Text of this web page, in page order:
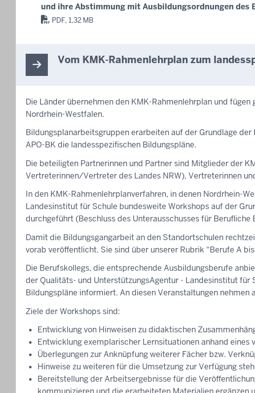
und ihre Abstimmung mit Ausbildungsordnungen des
PDF, 1,32 MB
Vom KMK-Rahmenlehrplan zum
Die Länder übernehmen den KMK-Rahmenlehrplan und
Nordrhein-Westfalen.
Bildungsplanarbeitsgruppen erarbeiten auf der Grundlage
APO-BK die landesspezifischen Bildungspläne.
Die beteiligten Partnerinnen und Partner sind Mitglieder der
Vertreterinnen/Vertreter des Landes NRW), Vertreterinnen
In den KMK-Rahmenlehrplanverfahren, in denen Nordrhein-
Landesinstitut für Schule bundesweite Workshops auf der
durchgeführt (Beschluss des Unterausschusses für
Damit die Bildungsgangarbeit an den Standortschulen
vorab veröffentlicht. Sie sind über unserer Rubrik "Berufe A
Die Berufskollegs, die entsprechende Ausbildungsberufe
der Qualitäts- und UnterstützungsAgentur - Landesinstitut für
Bildungspläne informiert. An diesen Veranstaltungen
Ziele der Workshops sind:
Entwicklung von Hinweisen zu didaktischen
Entwicklung exemplarischer Lernsituationen anhand eines
Überlegungen zur Anknüpfung weiterer Fächer bzw.
Hinweise zu weiteren für die Umsetzung zur Verfügung
Bereitstellung der Arbeitsergebnisse für die